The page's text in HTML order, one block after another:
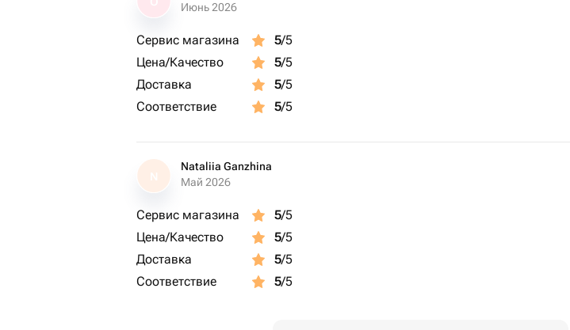
Июнь 2026
Сервис магазина 5/5
Цена/Качество
5/5
Доставка
5/5
Соответствие
5/5
N
Nataliia Ganzhina
Май 2026
Сервис магазина 5/5
Цена/Качество
5/5
Доставка
5/5
Соответствие
5/5